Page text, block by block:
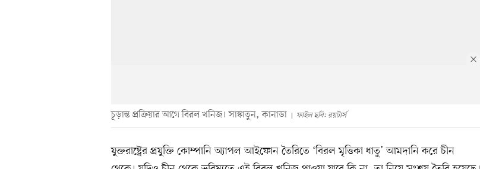
চূড়ান্ত প্রক্রিয়ার আগে বিরল খনিজ। সাস্কাতুন, কানাডা ফাইল ছবি: রয়টার্স
যুক্তরাষ্ট্রের প্রযুক্তি কোম্পানি অ্যাপল আইফোন তৈরিতে ‘বিরল মৃত্তিকা ধাতু’ আমদানি করে চীন